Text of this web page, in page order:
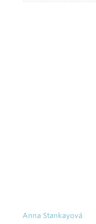
Anna Stankayová